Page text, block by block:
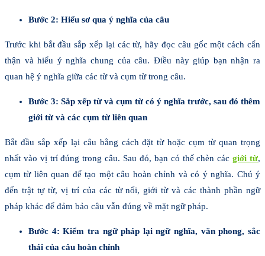
Bước 2: Hiểu sơ qua ý nghĩa của câu
Trước khi bắt đầu sắp xếp lại các từ, hãy đọc câu gốc một cách cẩn
thận và hiểu ý nghĩa chung của câu. Điều này giúp bạn nhận ra
quan hệ ý nghĩa giữa các từ và cụm từ trong câu.
Bước 3: Sắp xếp từ và cụm từ có ý nghĩa trước, sau đó thêm
giới từ và các cụm từ liên quan
Bắt đầu sắp xếp lại câu bằng cách đặt từ hoặc cụm từ quan trọng
nhất vào vị trí đúng trong câu. Sau đó, bạn có thể chèn cácgiới từ,
cụm từ liên quan để tạo một câu hoàn chỉnh và có ý nghĩa. Chú ý
đến trật tự từ, vị trí của các từ nối, giới từ và các thành phần ngữ
pháp khác để đảm bảo câu vẫn đúng về mặt ngữ pháp.
Bước 4: Kiểm tra ngữ pháp lại ngữ nghĩa, văn phong, sắc
thái của câu hoàn chỉnh